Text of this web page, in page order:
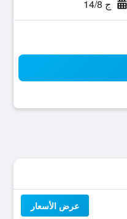
ج 14/8
عرض الأسعار